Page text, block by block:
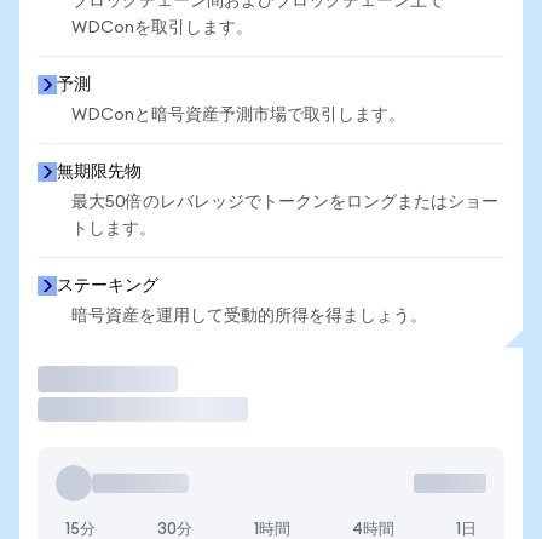
WDConを取引します。
予測
WDConと暗号資産予測市場で取引します。
無期限先物
最大50倍のレバレッジでトークンをロングまたはショー
トします。
ステーキング
暗号資産を運用して受動的所得を得ましょう。
15分 30分 1時間 4時間 1日